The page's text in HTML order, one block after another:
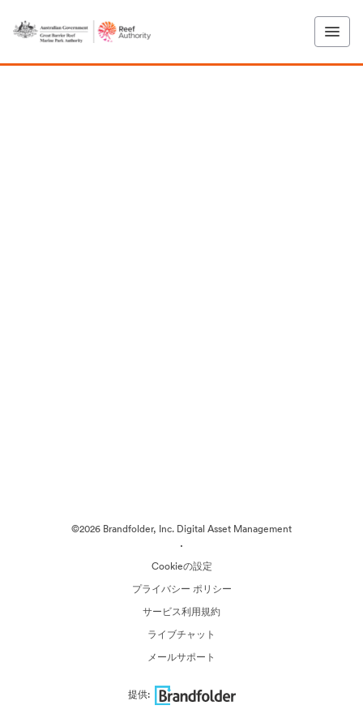
©2026 Brandfolder, Inc. Digital Asset Management
·
Cookieの設定
プライバシー ポリシー
サービス利用規約
ライブチャット
メールサポート
提供: